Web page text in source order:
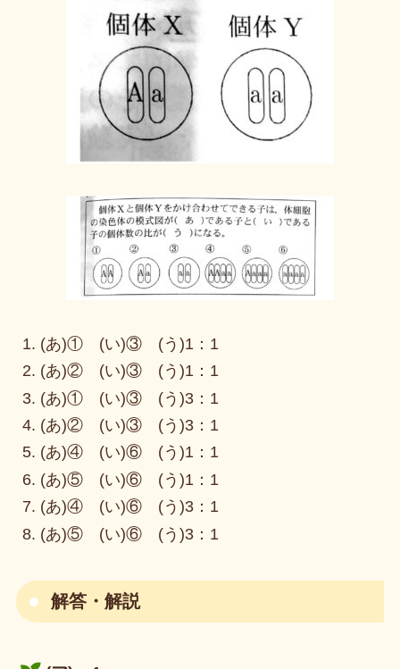
(あ)① (い)③ (う)1：1
(あ)② (い)③ (う)1：1
(あ)① (い)③ (う)3：1
(あ)② (い)③ (う)3：1
(あ)④ (い)⑥ (う)1：1
(あ)⑤ (い)⑥ (う)1：1
(あ)④ (い)⑥ (う)3：1
(あ)⑤ (い)⑥ (う)3：1
解答・解説